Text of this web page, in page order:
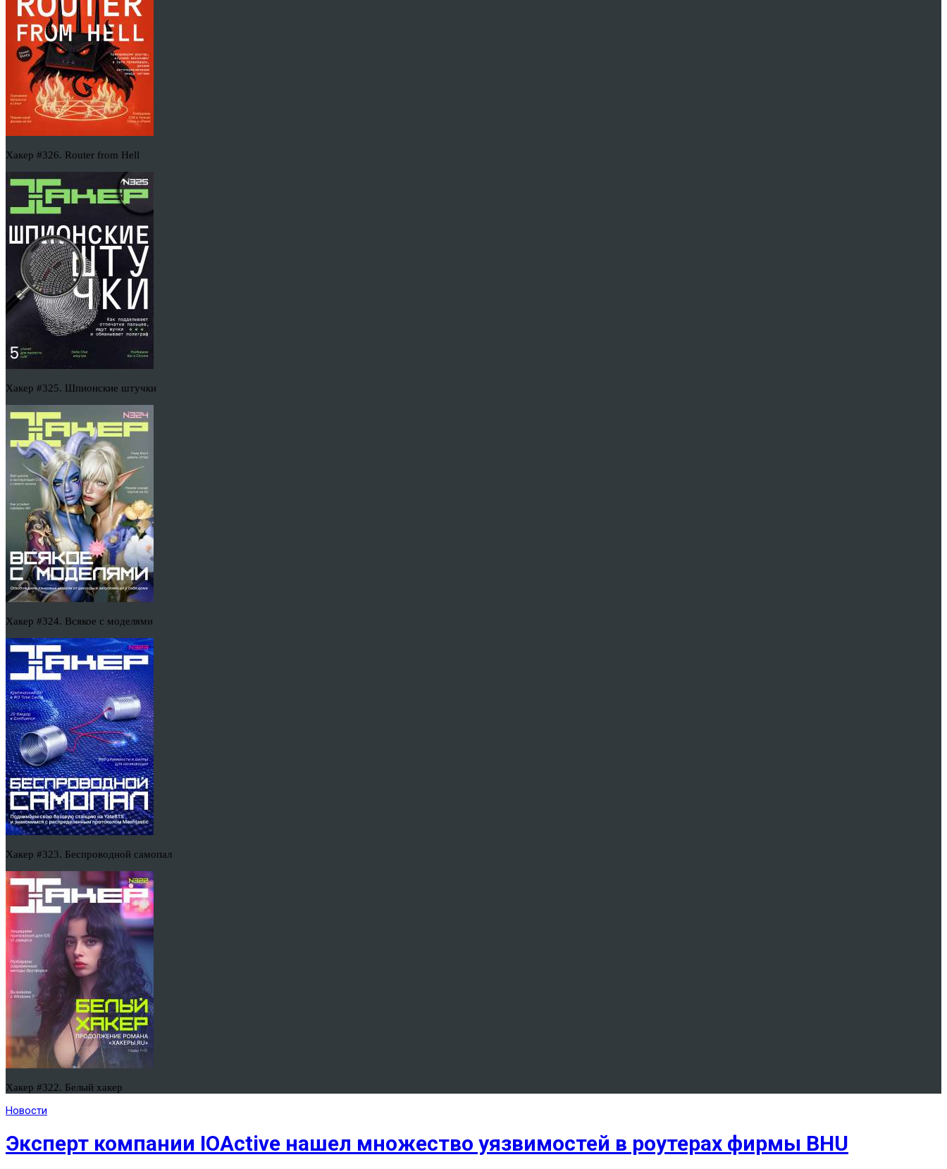
Хакер #326. Router from Hell
Хакер #325. Шпионские штучки
Хакер #324. Всякое с моделями
Хакер #323. Беспроводной самопал
Хакер #322. Белый хакер
Новости
Эксперт компании IOActive нашел множество уязвимостей в роутерах фирмы BHU